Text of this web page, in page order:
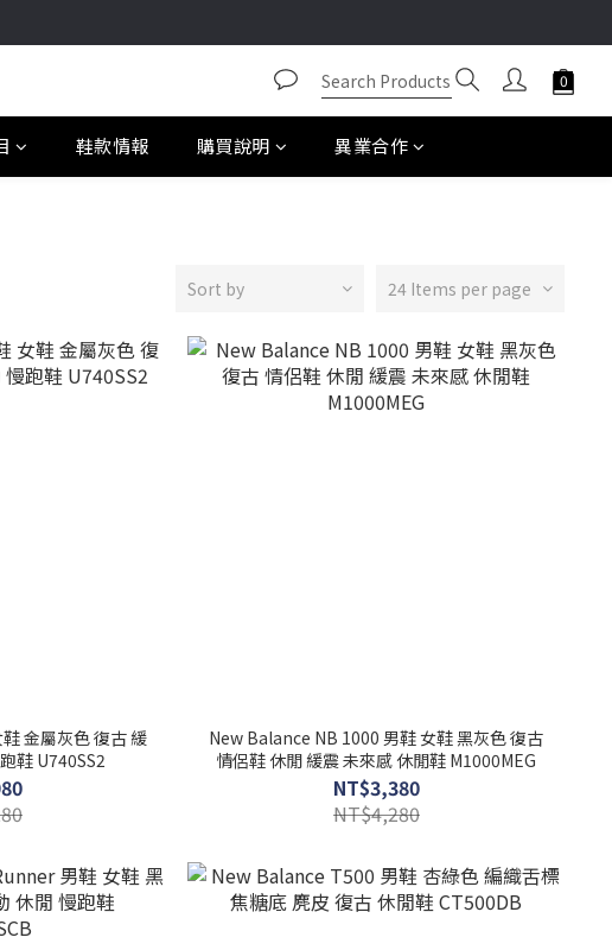
鞋款情報 購買說明 異業合作
Sort by 24 Items per page
金屬灰色 復古 緩
鞋 U740SS2
New Balance NB 1000 男鞋 女鞋 黑灰色 復古
情侶鞋 休閒 緩震 未來感 休閒鞋 M1000MEG
NT$3,380
NT$4,280